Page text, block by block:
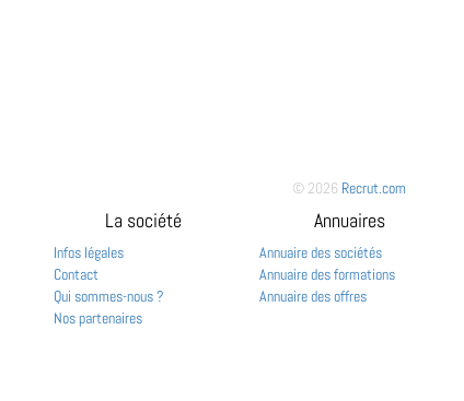
© 2026 Recrut.com
La société
Infos légales
Contact
Qui sommes-nous ?
Nos partenaires
Annuaires
Annuaire des sociétés
Annuaire des formations
Annuaire des offres